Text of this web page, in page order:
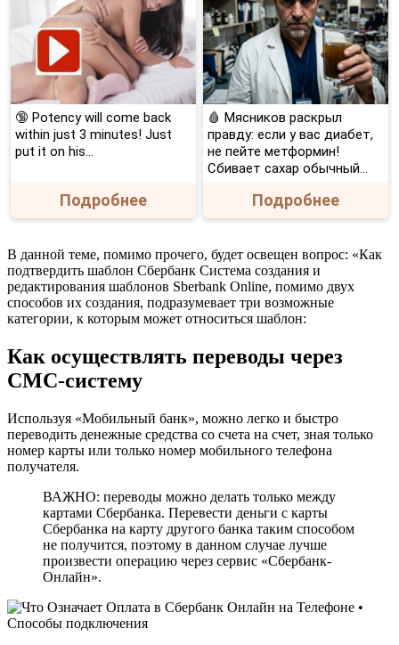
🔞 Potency will come back
within just 3 minutes! Just
put it on his…
Подробнее
🩸 Мясников раскрыл
правду: если у вас диабет,
не пейте метформин!
Сбивает сахар обычный...
Подробнее
В данной теме, помимо прочего, будет освещен вопрос: «Как
подтвердить шаблон Сбербанк Система создания и
редактирования шаблонов Sberbank Online, помимо двух
способов их создания, подразумевает три возможные
категории, к которым может относиться шаблон:
Как осуществлять переводы через
СМС-систему
Используя «Мобильный банк», можно легко и быстро
переводить денежные средства со счета на счет, зная только
номер карты или только номер мобильного телефона
получателя.
ВАЖНО: переводы можно делать только между
картами Сбербанка. Перевести деньги с карты
Сбербанка на карту другого банка таким способом
не получится, поэтому в данном случае лучше
произвести операцию через сервис «Сбербанк-
Онлайн».